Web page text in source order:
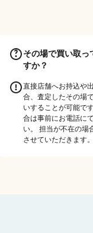
その場で買い取っ
すか？
直接店舗へお持込や
合、査定したその場
いすることが可能で
合は事前にお電話に
い。 担当が不在の場
させていただきます